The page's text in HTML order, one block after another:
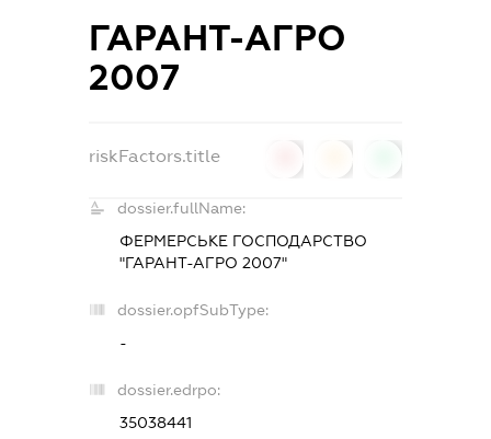
ГАРАНТ-АГРО
2007
riskFactors.title
dossier.fullName:
ФЕРМЕРСЬКЕ ГОСПОДАРСТВО
"ГАРАНТ-АГРО 2007"
dossier.opfSubType:
-
dossier.edrpo:
35038441